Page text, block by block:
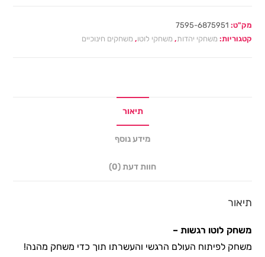
מק"ט: 7595-6875951
קטגוריות: משחקי יהדות, משחקי לוטו, משחקים חינוכיים
תיאור
מידע נוסף
חוות דעת (0)
תיאור
משחק לוטו רגשות –
משחק לפיתוח העולם הרגשי והעשרתו תוך כדי משחק מהנה!